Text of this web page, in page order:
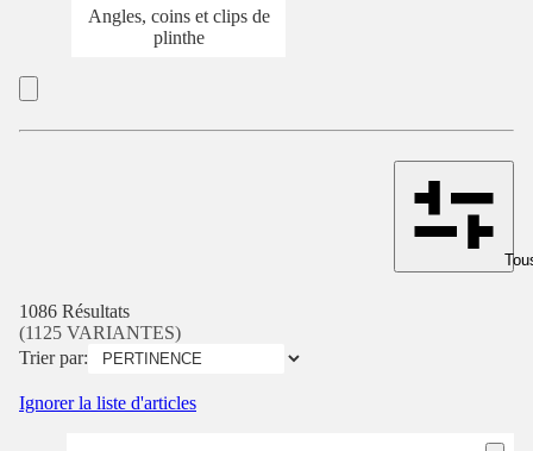
Angles, coins et clips de
plinthe
1086 Résultats
(1125 VARIANTES)
Trier par:
Ignorer la liste d'articles